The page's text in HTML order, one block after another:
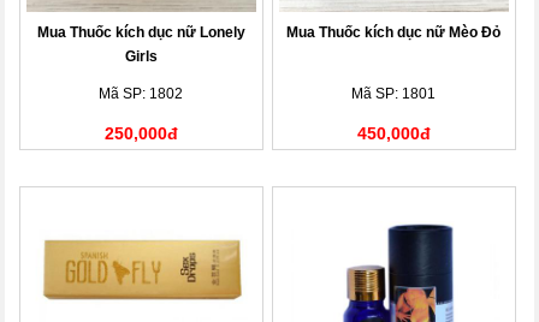
Mua Thuốc kích dục nữ Lonely
Girls
Mã SP: 1802
250,000đ
Mua Thuốc kích dục nữ Mèo Đỏ
Mã SP: 1801
450,000đ